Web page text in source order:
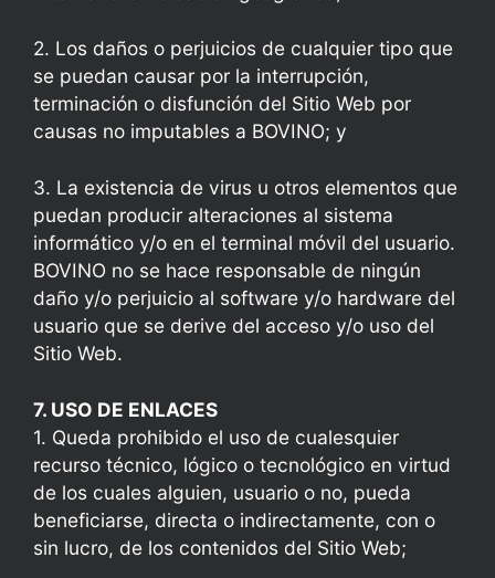
2. Los daños o perjuicios de cualquier tipo que
se puedan causar por la interrupción,
terminación o disfunción del Sitio Web por
causas no imputables a BOVINO; y
3. La existencia de virus u otros elementos que
puedan producir alteraciones al sistema
informático y/o en el terminal móvil del usuario.
BOVINO no se hace responsable de ningún
daño y/o perjuicio al software y/o hardware del
usuario que se derive del acceso y/o uso del
Sitio Web.
7. USO DE ENLACES
1. Queda prohibido el uso de cualesquier
recurso técnico, lógico o tecnológico en virtud
de los cuales alguien, usuario o no, pueda
beneficiarse, directa o indirectamente, con o
sin lucro, de los contenidos del Sitio Web;